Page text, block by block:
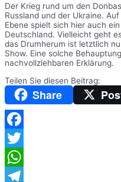
Der Krieg rund um den
Russland und der Ukraine.
Ebene spielt sich hier auch
Deutschland. Vielleicht geht
das Drumherum ist letztlich
Show. Eine solche
nachvollziehbaren Erklärung.
Teilen Sie diesen Beitrag:
Share
Facebook
Twitter
WhatsApp